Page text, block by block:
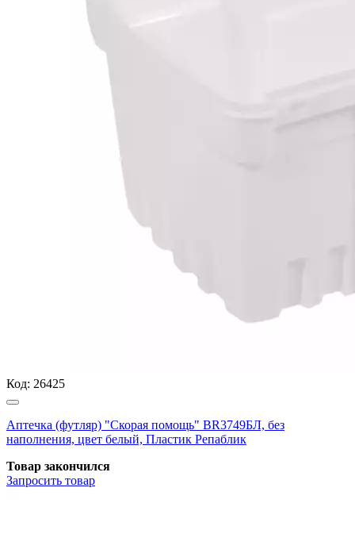
Код: 26425
Аптечка (футляр) "Скорая помощь" BR3749БЛ, без
наполнения, цвет белый, Пластик Репаблик
Товар закончился
Запросить товар